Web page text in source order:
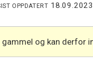
OPPDATERT
gammel og kan derfor